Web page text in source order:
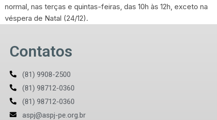
normal, nas terças e quintas-feiras, das 10h às 12h, exceto na
véspera de Natal (24/12).
Contatos
(81) 9908-2500
(81) 98712-0360
(81) 98712-0360
aspj@aspj-pe.org.br